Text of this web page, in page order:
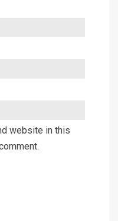
website in this